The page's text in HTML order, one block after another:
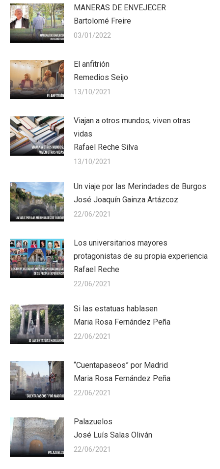
MANERAS DE ENVEJECER
Bartolomé Freire
03/01/2022
El anfitrión
Remedios Seijo
13/10/2021
Viajan a otros mundos, viven otras
vidas
Rafael Reche Silva
13/10/2021
Un viaje por las Merindades de Burgos
José Joaquín Gainza Artázcoz
22/06/2021
Los universitarios mayores
protagonistas de su propia experiencia
Rafael Reche
22/06/2021
Si las estatuas hablasen
Maria Rosa Fernández Peña
22/06/2021
“Cuentapaseos” por Madrid
Maria Rosa Fernández Peña
22/06/2021
Palazuelos
José Luís Salas Oliván
22/06/2021